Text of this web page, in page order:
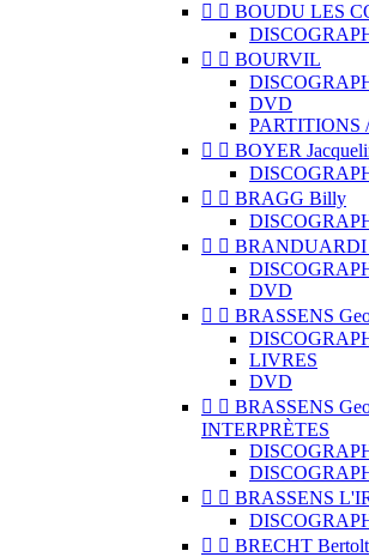
  BOUDU LES
  BOURVIL
DVD
PARTITIONS
  BOYER
  BRAGG Billy
  BRANDUARDI
DVD
  BRASSENS
LIVRES
DVD
  BRASSENS
INTERPRÈTES
  BRASSENS
  BRECHT Bertolt